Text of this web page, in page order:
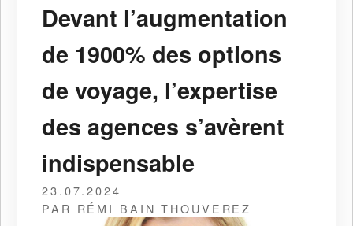
Devant l’augmentation
de 1900% des options
de voyage, l’expertise
des agences s’avèrent
indispensable
23.07.2024
PAR RÉMI BAIN THOUVEREZ